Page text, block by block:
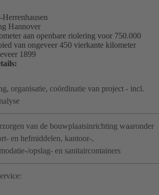
Hannover
aan openbare riolering voor 750.000
van ongeveer 450 vierkante kilometer
1899
organisatie, coördinatie van project - incl.
van de bouwplaatsinrichting waaronder
en hefmiddelen, kantoor-,
opslag- en sanitaircontainers